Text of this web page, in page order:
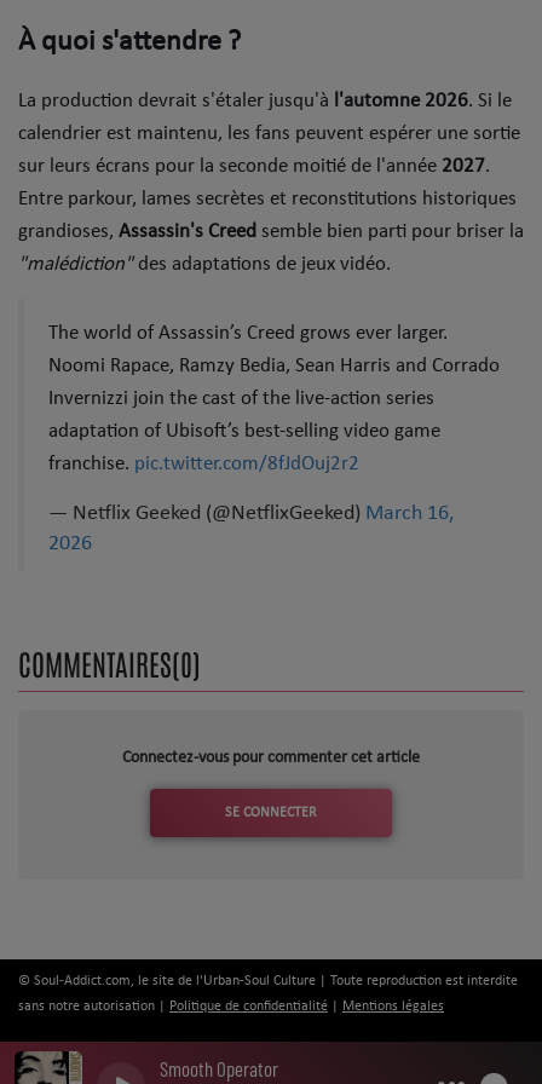
Smooth Operator
Contact
Se connecter
​À quoi s'attendre ? ​
La production devrait s'étaler jusqu'à l'automne 2026. Si le
calendrier est maintenu, les fans peuvent espérer une sortie
sur leurs écrans pour la seconde moitié de l'année 2027.
Entre parkour, lames secrètes et reconstitutions historiques
grandioses, Assassin's Creed semble bien parti pour briser la
"malédiction"des adaptations de jeux vidéo.
The world of Assassin’s Creed grows ever larger.
Noomi Rapace, Ramzy Bedia, Sean Harris and Corrado
Invernizzi join the cast of the live-action series
adaptation of Ubisoft’s best-selling video game
franchise. pic.twitter.com/8fJdOuj2r2
— Netflix Geeked (@NetflixGeeked) March 16,
2026
COMMENTAIRES(0)
Connectez-vous pour commenter cet article
SE CONNECTER
© Soul-Addict.com, le site de l'Urban-Soul Culture | Toute reproduction est interdite
sans notre autorisation |
Politique de confidentialité Mentions légales